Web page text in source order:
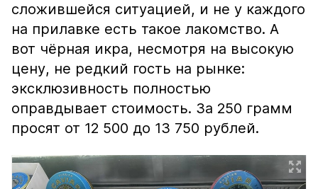
сложившейся ситуацией, и не у каждого
на прилавке есть такое лакомство. А
вот чёрная икра, несмотря на высокую
цену, не редкий гость на рынке:
эксклюзивность полностью
оправдывает стоимость. За 250 грамм
просят от 12 500 до 13 750 рублей.